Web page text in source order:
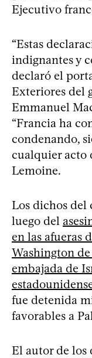
Ejecutivo
“Estas
indignantes y
declaró el
Exteriores del
Emmanuel
“Francia ha
condenando,
cualquier acto
Lemoine.
Los dichos del
luego del
en las afueras
Washington
embajada de
fue detenida
favorables a
El autor de los